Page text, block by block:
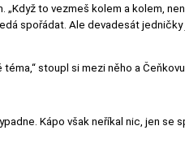
to vezmeš kolem a kolem,
spořádat. Ale devadesát
stoupl si mezi něho a Čeňkovu
Kápo však neříkal nic, jen se